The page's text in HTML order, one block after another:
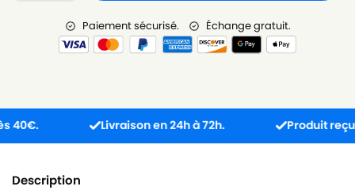
Paiement sécurisé. Échange gratuit.
Livraison en 24h à 72h. Produit reçu
Description